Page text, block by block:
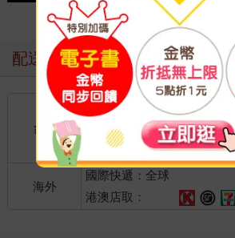
配送方式
台灣
國內宅配：本島、離島
到店取貨：
不限金額免運費
海外
國際快遞：全球
港澳店取：